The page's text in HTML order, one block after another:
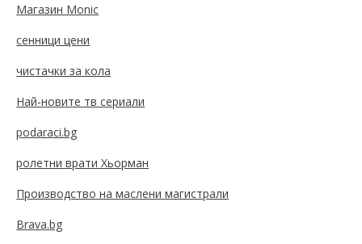
Магазин Monic
сенници цени
чистачки за кола
Най-новите тв сериали
podaraci.bg
ролетни врати Хьорман
Производство на маслени магистрали
Brava.bg